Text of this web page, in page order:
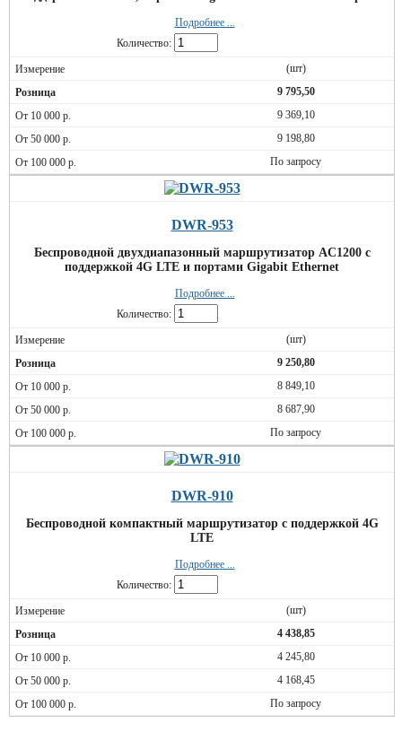
Подробнее ...
Количество:
(шт)
9 795,50
9 369,10
9 198,80
По запросу
DWR-953
Беспроводной двухдиапазонный маршрутизатор AC1200 с
поддержкой 4G LTE и портами Gigabit Ethernet
Подробнее ...
Количество:
(шт)
9 250,80
8 849,10
8 687,90
По запросу
DWR-910
Беспроводной компактный маршрутизатор с поддержкой 4G
LTE
Подробнее ...
Количество:
(шт)
4 438,85
4 245,80
4 168,45
По запросу